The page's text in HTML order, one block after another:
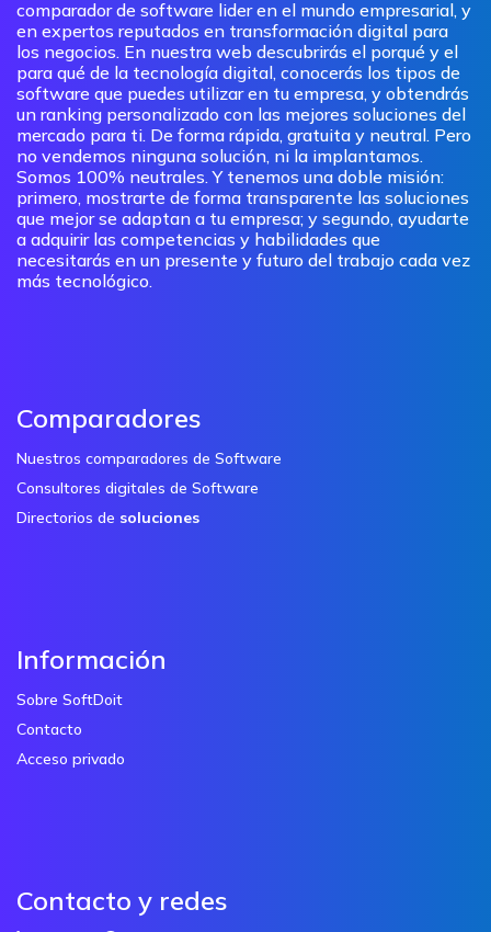
comparador de software lider en el mundo empresarial, y
en expertos reputados en transformación digital para
los negocios. En nuestra web descubrirás el porqué y el
para qué de la tecnología digital, conocerás los tipos de
software que puedes utilizar en tu empresa, y obtendrás
un ranking personalizado con las mejores soluciones del
mercado para ti. De forma rápida, gratuita y neutral. Pero
no vendemos ninguna solución, ni la implantamos.
Somos 100% neutrales. Y tenemos una doble misión:
primero, mostrarte de forma transparente las soluciones
que mejor se adaptan a tu empresa; y segundo, ayudarte
a adquirir las competencias y habilidades que
necesitarás en un presente y futuro del trabajo cada vez
más tecnológico.
Comparadores
Nuestros comparadores de Software
Consultores digitales de Software
Directorios de soluciones
Información
Sobre SoftDoit
Contacto
Acceso privado
Contacto y redes